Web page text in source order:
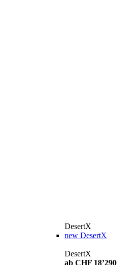
DesertX
new DesertX
DesertX
ab CHF 18’290